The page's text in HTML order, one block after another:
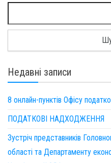
Недавні записи
8 онлайн-пунктів Офісу
ПОДАТКОВІ НАДХОДЖЕННЯ
Зустріч представників
області та Департаменту